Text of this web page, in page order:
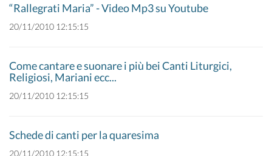
“Rallegrati Maria” - Video Mp3 su Youtube
20/11/2010 12:15:15
Come cantare e suonare i più bei Canti Liturgici,
Religiosi, Mariani ecc...
20/11/2010 12:15:15
Schede di canti per la quaresima
20/11/2010 12:15:15